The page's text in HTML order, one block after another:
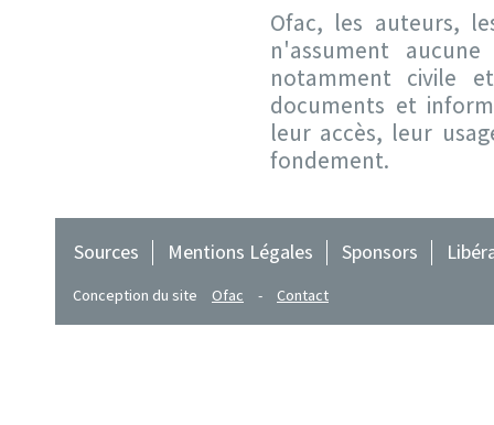
Ofac, les auteurs,
n'assument
notamment civile
documents et
leur accès, leur
fondement.
Sources Mentions Légales Sponsors
Conception du site Ofac - Contact